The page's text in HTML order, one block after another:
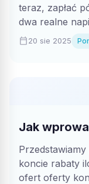
teraz, zapłać
dwa realne
budżety oraz...
calendar_today20 sie 2025
Jak
koncie rabaty
ofert oferty